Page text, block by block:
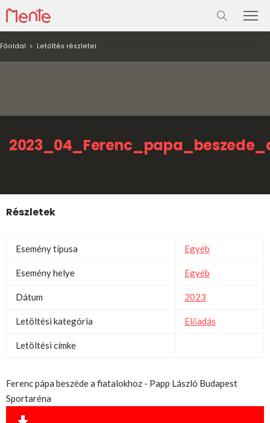
Főoldal Letöltés részletei
Részletek
Esemény típusa Egyéb
Esemény helye Egyéb
Dátum 2023
Letöltési kategória Előadás
Letöltési címke
Ferenc pápa beszéde a fiatalokhoz - Papp László Budapest
Sportaréna